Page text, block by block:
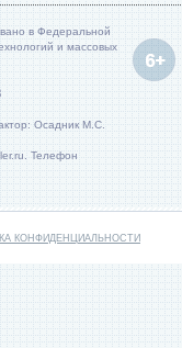
в Федеральной
и массовых
Осадник М.С.
Телефон
КОНФИДЕНЦИАЛЬНОСТИ